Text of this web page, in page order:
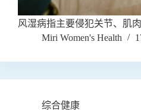
风湿病指主要侵犯关节、肌
Miri Women's Health
综合健康